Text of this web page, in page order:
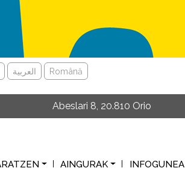
العربية Română
Abeslari 8, 20.810 Orio
AINGURAK INFOGUNEA